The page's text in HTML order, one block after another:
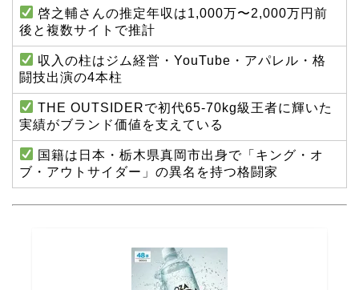
啓之輔さんの推定年収は1,000万〜2,000万円前
後と複数サイトで推計
収入の柱はジム経営・YouTube・アパレル・格
闘技出演の4本柱
THE OUTSIDERで初代65-70kg級王者に輝いた
実績がブランド価値を支えている
国籍は日本・栃木県真岡市出身で「キング・オ
ブ・アウトサイダー」の異名を持つ格闘家